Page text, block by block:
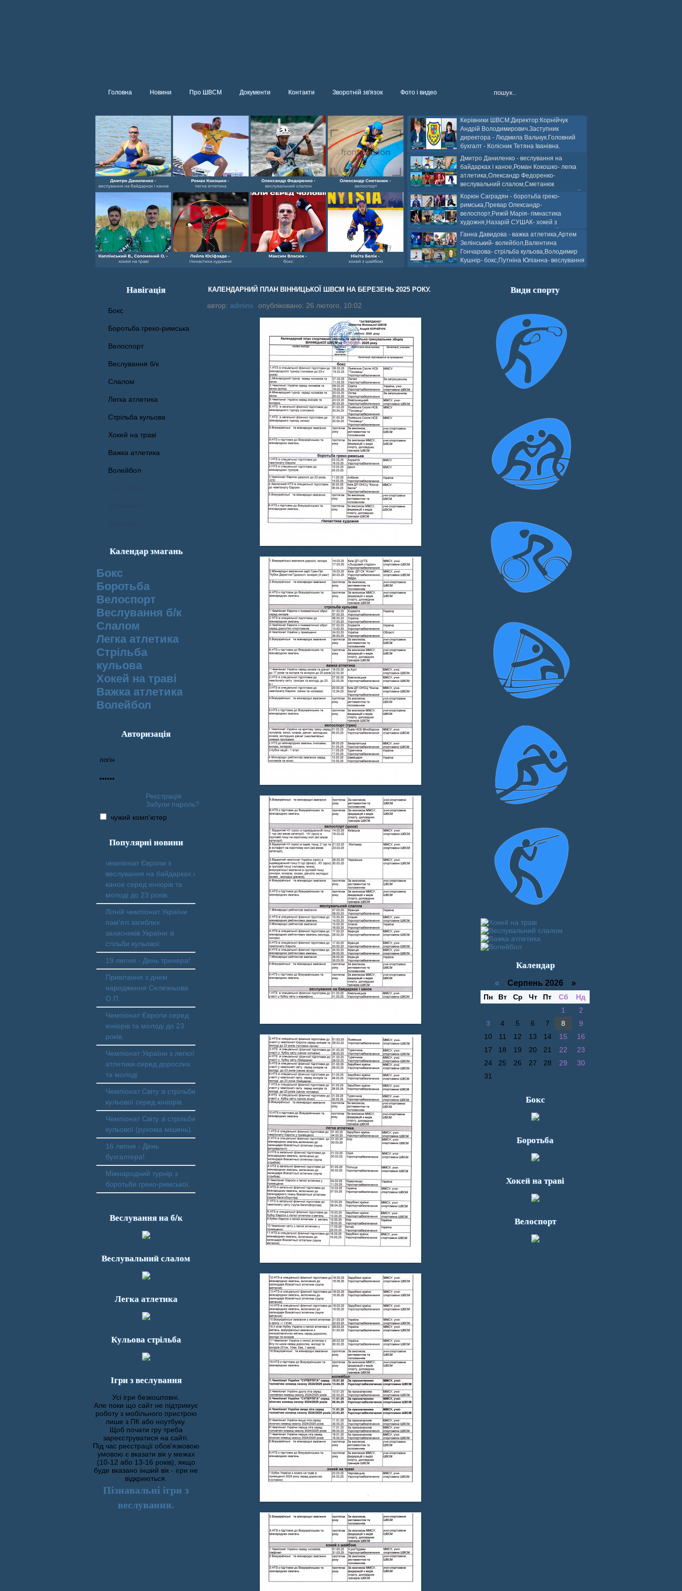
Головна Новини Про ШВСМ Документи Контакти Зворотній зв'язок Фото і видео
Керівники ШВСМ:Директор:Корнійчук
Андрій Володимирович.Заступник
директора - Людмила Вальчук.Головний
бухгалт - Колісник Тетяна Іванівна.
Дмитро Даниленко - веслування на
байдарках і каное,Роман Кокошко- легка
атлетика,Олександр Федоренко-
веслувальний слалом,Сметанюк
Олександр- велоспорт,Каплінський Володимир, Соломяний
Олександр- хокей на траві,Лейла Юсіфзаде- гімнастика
художня,Максим Власюк- бокс,Нікіта БЕЛІК- хокей з шайбою.
Корюн Саградян - боротьба греко-
римська,Превар Олександр-
велоспорт,Рижій Марія- гімнастика
художня,Назарій СУШАК- хокей з
шайбою,Ігор Бичков- боротьба греко-римська,Сергій
Колісник- важка атлетика,Вікторія Добротворська-
веслвальний слалом,Валерія Якушева - волейбол.
Ганна Давидова - важка атлетика,Артем
Зелінський- волейбол,Валентина
Гончарова- стрільба кульова,Володимир
Кушнір- бокс,Путніна Юліанна- веслування
каное,Максим Чекін- бокс.
Навігація
Бокс
Боротьба греко-римська
Велоспорт
Веслування б/к
Cлалом
Легка атлетика
Стрільба кульова
Хокей на траві
Важка атлетика
Волейбол
Календар змагань
Бокс
Боротьба
Велоспорт
Веслування б/к
Cлалом
Легка атлетика
Стрільба
кульова
Хокей на траві
Важка атлетика
Волейбол
Авторизація
Реєстрація
Забули пароль?
чужий комп'ютер
Популярні новини
чемпіонат Європи з
веслування на байдарках і
каное серед юніорів та
молоді до 23 років.
Літній чемпіонат України
пам'яті загиблих
захисників України зі
стільби кульової.
19 липня - День тренера!
Привітання з днем
народження Селезньова
О.П.
Чемпіонат Європи серед
юніорів та молоді до 23
років.
Чемпіонат України з легкої
атлетики серед дорослих
та молоді
Чемпіонат Світу зі стрільби
кульової серед юніорів.
Чемпіонат Світу зі стрільби
кульової (рухома мішень).
16 липня - День
бухгалтера!
Міжнародний турнір з
боротьби греко-римської.
Веслування на б/к
Веслувальний слалом
Легка атлетика
Кульова стрільба
Ігри з веслування
Усі ігри безкоштовні.
Але поки що сайт не підтримує
роботу з мобільного пристрою
лише з ПК або ноутбуку.
Щоб почати гру треба
зареєструватися на сайті.
Під час реєстрації обов'язковою
умовою є вказати вік у межах
(10-12 або 13-16 років), якщо
буде вказано інший вік - ігри не
відкриються.
Пізнавальні ігри з
веслування.
КАЛЕНДАРНИЙ ПЛАН ВІННИЦЬКОЇ ШВСМ НА БЕРЕЗЕНЬ 2025 РОКУ.
автор: adminx опубліковано: 26 лютого, 10:02
Види спорту
Календар
« Серпень 2026 »
Пн Вт Ср Чт Пт Сб
Нд
1
2
3
4 5 6 7 8
9
10
11 12 13 14 15
16
17
18 19 20 21 22
23
24
25 26 27 28 29
30
31
Бокс
Боротьба
Хокей на траві
Велоспорт